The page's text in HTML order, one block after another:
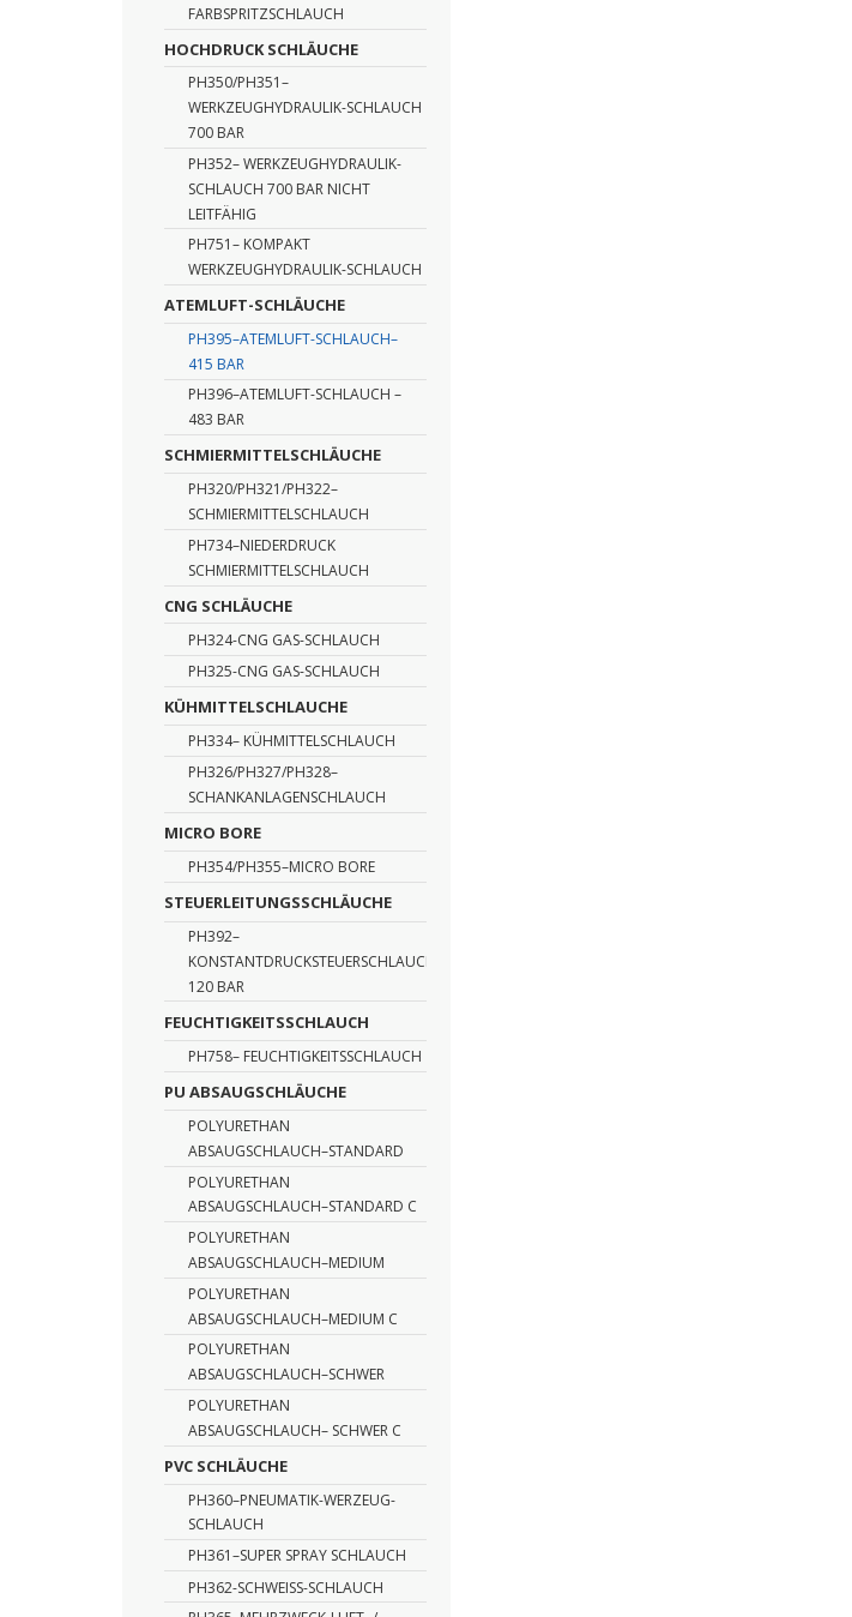
FARBSPRITZSCHLAUCH
HOCHDRUCK SCHLÄUCHE
PH350/PH351–
WERKZEUGHYDRAULIK-SCHLAUCH
700 BAR
PH352– WERKZEUGHYDRAULIK-
SCHLAUCH 700 BAR NICHT
LEITFÄHIG
PH751– KOMPAKT
WERKZEUGHYDRAULIK-SCHLAUCH
ATEMLUFT-SCHLÄUCHE
PH395–ATEMLUFT-SCHLAUCH–
415 BAR
PH396–ATEMLUFT-SCHLAUCH –
483 BAR
SCHMIERMITTELSCHLÄUCHE
PH320/PH321/PH322–
SCHMIERMITTELSCHLAUCH
PH734–NIEDERDRUCK
SCHMIERMITTELSCHLAUCH
CNG SCHLÄUCHE
PH324-CNG GAS-SCHLAUCH
PH325-CNG GAS-SCHLAUCH
KÜHMITTELSCHLAUCHE
PH334– KÜHMITTELSCHLAUCH
PH326/PH327/PH328–
SCHANKANLAGENSCHLAUCH
MICRO BORE
PH354/PH355–MICRO BORE
STEUERLEITUNGSSCHLÄUCHE
PH392–
KONSTANTDRUCKSTEUERSCHLAUCH
120 BAR
FEUCHTIGKEITSSCHLAUCH
PH758– FEUCHTIGKEITSSCHLAUCH
PU ABSAUGSCHLÄUCHE
POLYURETHAN
ABSAUGSCHLAUCH–STANDARD
POLYURETHAN
ABSAUGSCHLAUCH–STANDARD C
POLYURETHAN
ABSAUGSCHLAUCH–MEDIUM
POLYURETHAN
ABSAUGSCHLAUCH–MEDIUM C
POLYURETHAN
ABSAUGSCHLAUCH–SCHWER
POLYURETHAN
ABSAUGSCHLAUCH– SCHWER C
PVC SCHLÄUCHE
PH360–PNEUMATIK-WERZEUG-
SCHLAUCH
PH361–SUPER SPRAY SCHLAUCH
PH362-SCHWEISS-SCHLAUCH